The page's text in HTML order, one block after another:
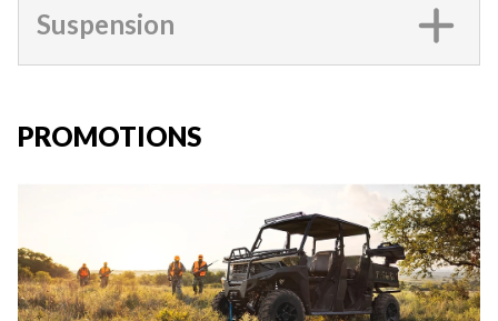
Suspension
PROMOTIONS